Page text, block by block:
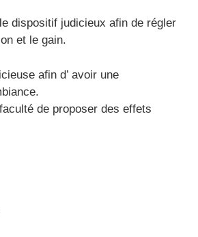
dispositif judicieux afin de régler
et le gain.
afin d’ avoir une
de proposer des effets